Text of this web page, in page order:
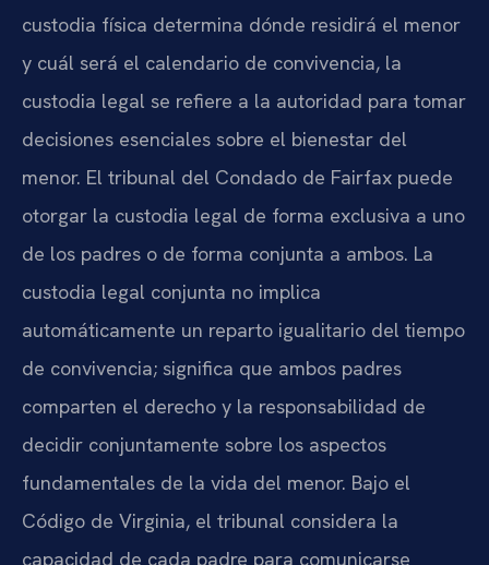
custodia física determina dónde residirá el menor
y cuál será el calendario de convivencia, la
custodia legal se refiere a la autoridad para tomar
decisiones esenciales sobre el bienestar del
menor. El tribunal del Condado de Fairfax puede
otorgar la custodia legal de forma exclusiva a uno
de los padres o de forma conjunta a ambos. La
custodia legal conjunta no implica
automáticamente un reparto igualitario del tiempo
de convivencia; significa que ambos padres
comparten el derecho y la responsabilidad de
decidir conjuntamente sobre los aspectos
fundamentales de la vida del menor. Bajo el
Código de Virginia, el tribunal considera la
capacidad de cada padre para comunicarse